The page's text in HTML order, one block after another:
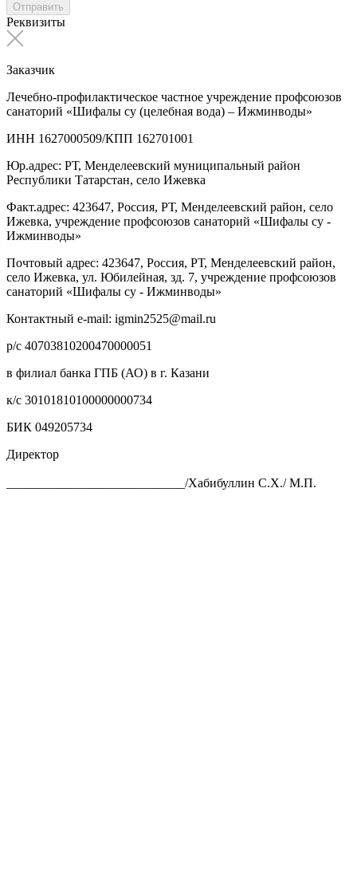
Отправить
Реквизиты
Заказчик
Лечебно-профилактическое частное учреждение профсоюзов
санаторий «Шифалы су (целебная вода) – Ижминводы»
ИНН 1627000509/КПП 162701001
Юр.адрес: РТ, Менделеевский муниципальный район
Республики Татарстан, село Ижевка
Факт.адрес: 423647, Россия, РТ, Менделеевский район, село
Ижевка, учреждение профсоюзов санаторий «Шифалы су -
Ижминводы»
Почтовый адрес: 423647, Россия, РТ, Менделеевский район,
село Ижевка, ул. Юбилейная, зд. 7, учреждение профсоюзов
санаторий «Шифалы су - Ижминводы»
Контактный e-mail: igmin2525@mail.ru
р/с 40703810200470000051
в филиал банка ГПБ (АО) в г. Казани
к/с 30101810100000000734
БИК 049205734
Директор
____________________________/Хабибуллин С.Х./ М.П.